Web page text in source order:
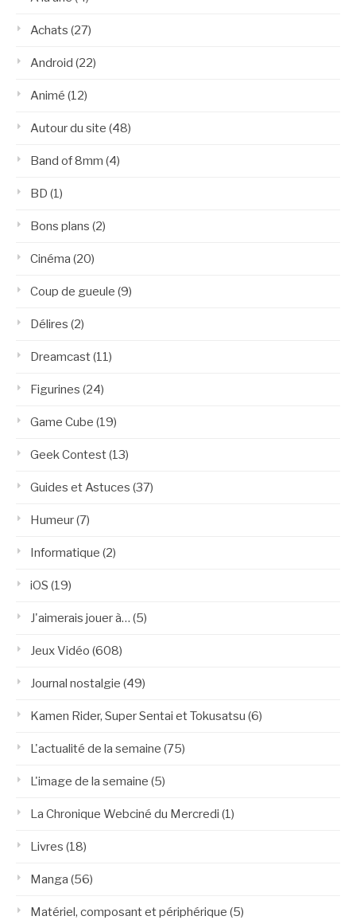
Achats (27)
Android (22)
Animé (12)
Autour du site (48)
Band of 8mm (4)
BD (1)
Bons plans (2)
Cinéma (20)
Coup de gueule (9)
Délires (2)
Dreamcast(11)
Figurines (24)
Game Cube (19)
Geek Contest(13)
Guides et Astuces (37)
Humeur(7)
Informatique (2)
iOS (19)
J'aimerais jouer à… (5)
Jeux Vidéo (608)
Journal nostalgie (49)
Kamen Rider, Super Sentai et Tokusatsu (6)
L'actualité de la semaine (75)
L'image de la semaine (5)
La Chronique Webciné du Mercredi (1)
Livres (18)
Manga (56)
Matériel, composant et périphérique (5)